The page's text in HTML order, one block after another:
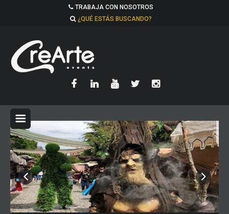
TRABAJA CON NOSOTROS
¿QUÉ ESTÁS BUSCANDO?